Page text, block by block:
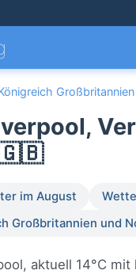
🇬🇧
im August
Großbritannien und
aktuell 14°C